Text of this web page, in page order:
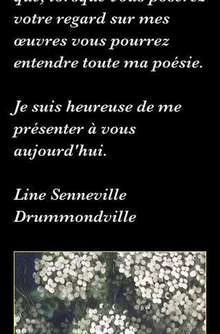
votre regard sur mes
œuvres vous pourrez
entendre toute ma poésie.
Je suis heureuse de me
présenter à vous
aujourd'hui.
Line Senneville
Drummondville